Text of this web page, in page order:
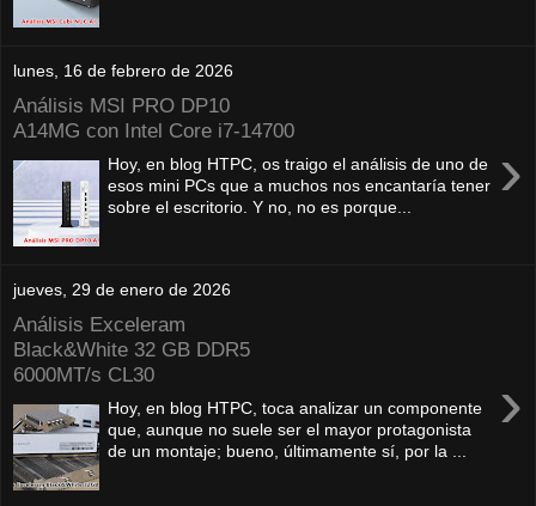
lunes, 16 de febrero de 2026
Análisis MSI PRO DP10
A14MG con Intel Core i7-14700
›
Hoy, en blog HTPC, os traigo el análisis de uno de
esos mini PCs que a muchos nos encantaría tener
sobre el escritorio. Y no, no es porque...
jueves, 29 de enero de 2026
Análisis Exceleram
Black&White 32 GB DDR5
6000MT/s CL30
›
Hoy, en blog HTPC, toca analizar un componente
que, aunque no suele ser el mayor protagonista
de un montaje; bueno, últimamente sí, por la ...